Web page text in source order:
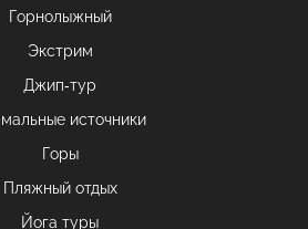
Горнолыжный
Экстрим
Джип-тур
источники
Горы
Пляжный отдых
Йога туры